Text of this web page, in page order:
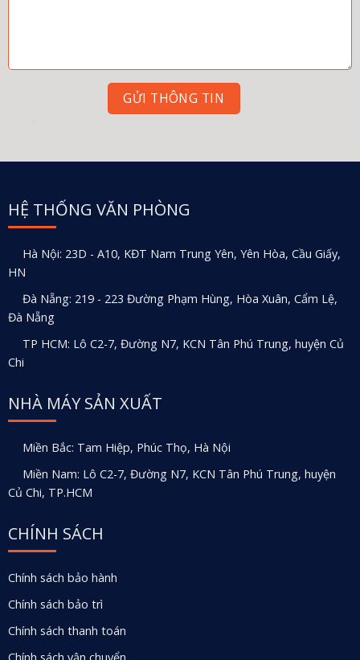
HỆ THỐNG VĂN PHÒNG
Hà Nội: 23D - A10, KĐT Nam Trung Yên, Yên Hòa, Cầu Giấy,
HN
Đà Nẵng: 219 - 223 Đường Phạm Hùng, Hòa Xuân, Cẩm Lệ,
Đà Nẵng
TP HCM: Lô C2-7, Đường N7, KCN Tân Phú Trung, huyện Củ
Chi
NHÀ MÁY SẢN XUẤT
Miền Bắc: Tam Hiệp, Phúc Thọ, Hà Nội
Miền Nam: Lô C2-7, Đường N7, KCN Tân Phú Trung, huyện
Củ Chi, TP.HCM
CHÍNH SÁCH
Chính sách bảo hành
Chính sách bảo trì
Chính sách thanh toán